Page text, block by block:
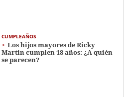
CUMPLEAÑOS
Los hijos mayores de Ricky
Martin cumplen 18 años: ¿A quién
se parecen?